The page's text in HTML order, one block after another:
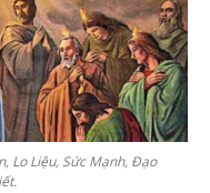
Lo Liệu, Sức Mạnh, Đạo
Năm Thánh 2025 và
thông điệp hy vọng –
mở đời sống cầu
trong mỗi gia đình